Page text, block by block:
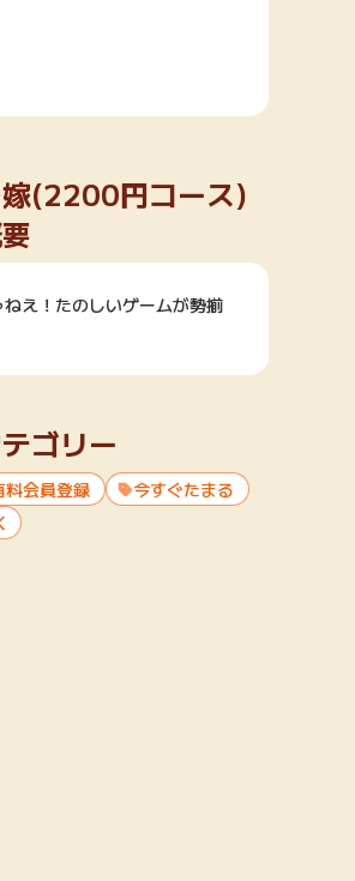
(2200円コース)
え！たのしいゲームが勢揃
ゴリー
料会員登録
今すぐたまる